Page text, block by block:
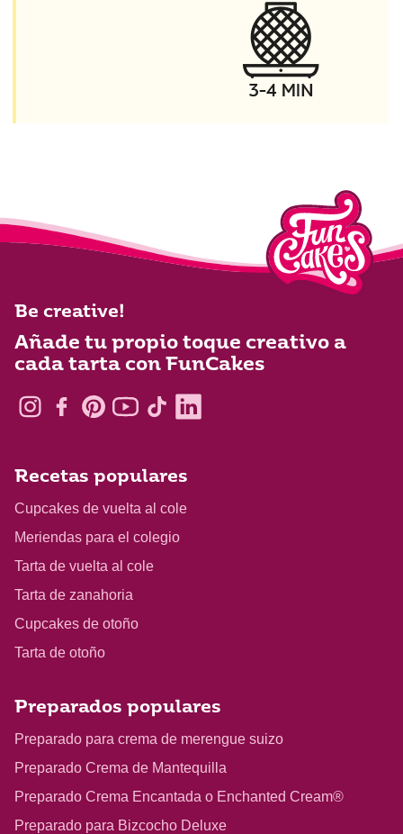
Be creative!
Añade tu propio toque creativo a
cada tarta con FunCakes
Recetas populares
Cupcakes de vuelta al cole
Meriendas para el colegio
Tarta de vuelta al cole
Tarta de zanahoria
Cupcakes de otoño
Tarta de otoño
Preparados populares
Preparado para crema de merengue suizo
Preparado Crema de Mantequilla
Preparado Crema Encantada o Enchanted Cream®
Preparado para Bizcocho Deluxe